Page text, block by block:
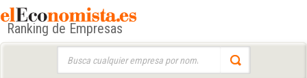
Ranking de Empresas